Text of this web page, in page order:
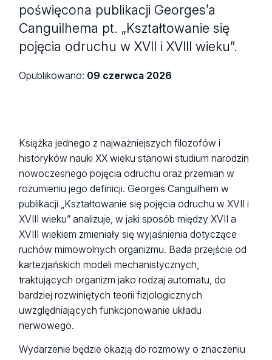
poświęcona publikacji Georges’a
Canguilhema pt. „Kształtowanie się
pojęcia odruchu w XVII i XVIII wieku”.
Opublikowano: 09 czerwca 2026
Książka jednego z najważniejszych filozofów i
historyków nauki XX wieku stanowi studium narodzin
nowoczesnego pojęcia odruchu oraz przemian w
rozumieniu jego definicji. Georges Canguilhem w
publikacji „Kształtowanie się pojęcia odruchu w XVII i
XVIII wieku” analizuje, w jaki sposób między XVII a
XVIII wiekiem zmieniały się wyjaśnienia dotyczące
ruchów mimowolnych organizmu. Bada przejście od
kartezjańskich modeli mechanistycznych,
traktujących organizm jako rodzaj automatu, do
bardziej rozwiniętych teorii fizjologicznych
uwzględniających funkcjonowanie układu
nerwowego.
Wydarzenie będzie okazją do rozmowy o znaczeniu